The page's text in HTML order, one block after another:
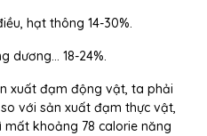
hạt thông 14-30%.
dương… 18-24%.
xuất đạm động vật, ta phải
với sản xuất đạm thực vật,
mất khoảng 78 calorie năng